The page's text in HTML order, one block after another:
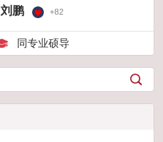
刘鹏 +82
同专业硕导